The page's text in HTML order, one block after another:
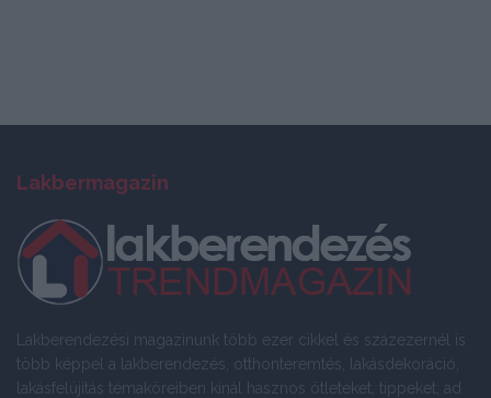
Lakbermagazin
Lakberendezési magazinunk több ezer cikkel és százezernél is
több képpel a lakberendezés, otthonteremtés, lakásdekoráció,
lakásfelújítás témaköreiben kínál hasznos ötleteket, tippeket, ad